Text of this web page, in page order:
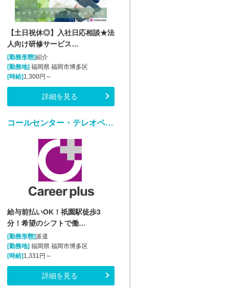
【土日祝休◎】入社日応相談★法
人向け研修サービス…
[勤務形態]紹介
[勤務地] 福岡県 福岡市博多区
[時給] 1,300円～
詳細を見る
コールセンター・テレオペ（受信）(通販受注コールセンターオペレーター)
給与前払いOK！祇園駅徒歩3
分！希望のシフトで働…
[勤務形態]派遣
[勤務地] 福岡県 福岡市博多区
[時給] 1,331円～
詳細を見る